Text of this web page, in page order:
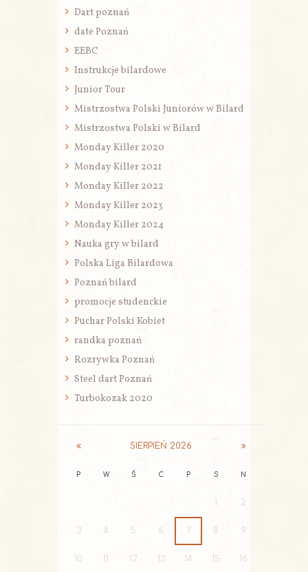
Dart poznań
date Poznań
EEBC
Instrukcje bilardowe
Junior Tour
Mistrzostwa Polski Juniorów w Bilard
Mistrzostwa Polski w Bilard
Monday Killer 2020
Monday Killer 2021
Monday Killer 2022
Monday Killer 2023
Monday Killer 2024
Nauka gry w bilard
Polska Liga Bilardowa
Poznań bilard
promocje studenckie
Puchar Polski Kobiet
randka poznań
Rozrywka Poznań
Steel dart Poznań
Turbokozak 2020
SIERPIEŃ 2026
P W Ś C P S N
1 2
3 4 5 6 7 8 9
10 11 12 13 14 15 16